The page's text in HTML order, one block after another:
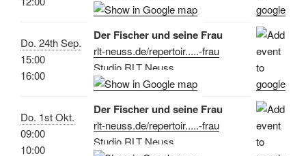
Do. 24th Sep.
15:00
16:00
Der Fischer und seine Frau
rlt-neuss.de/repertoir.....-frau
Studio RLT Neuss
Do. 1st Okt.
09:00
10:00
Der Fischer und seine Frau
rlt-neuss.de/repertoir.....-frau
Studio RLT Neuss